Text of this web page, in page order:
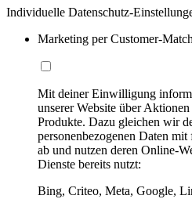
Individuelle Datenschutz-
Marketing per Customer-Match
Mit deiner Einwilligung
unserer Website über
Produkte. Dazu gleichen wir
personenbezogenen Daten
ab und nutzen deren Online-
Dienste bereits nutzt:
Bing, Criteo, Meta, Google,